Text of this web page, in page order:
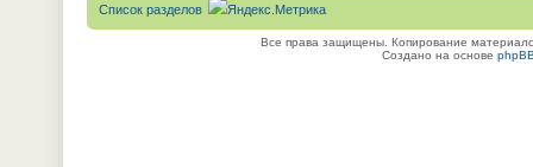
Список разделов
Все права защищены. Копирование
Создано на основе